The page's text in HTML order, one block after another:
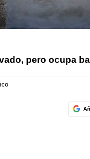
pero ocupa